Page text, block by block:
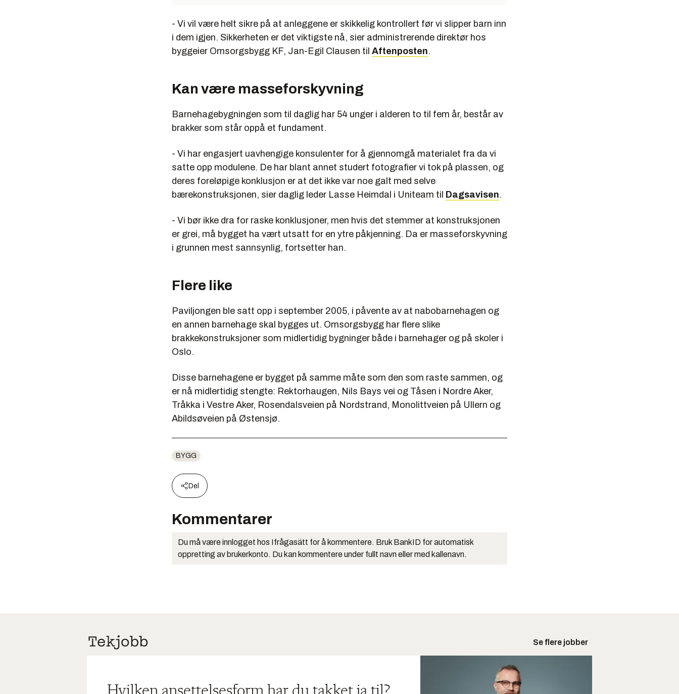
- Vi vil være helt sikre på at anleggene er skikkelig kontrollert før vi slipper barn inn
i dem igjen. Sikkerheten er det viktigste nå, sier administrerende direktør hos
byggeier Omsorgsbygg KF, Jan-Egil Clausen til Aftenposten.
Kan være masseforskyvning
Barnehagebygningen som til daglig har 54 unger i alderen to til fem år, består av
brakker som står oppå et fundament.
- Vi har engasjert uavhengige konsulenter for å gjennomgå materialet fra da vi
satte opp modulene. De har blant annet studert fotografier vi tok på plassen, og
deres foreløpige konklusjon er at det ikke var noe galt med selve
bærekonstruksjonen, sier daglig leder Lasse Heimdal i Uniteam til Dagsavisen.
- Vi bør ikke dra for raske konklusjoner, men hvis det stemmer at konstruksjonen
er grei, må bygget ha vært utsatt for en ytre påkjenning. Da er masseforskyvning
i grunnen mest sannsynlig, fortsetter han.
Flere like
Paviljongen ble satt opp i september 2005, i påvente av at nabobarnehagen og
en annen barnehage skal bygges ut. Omsorgsbygg har flere slike
brakkekonstruksjoner som midlertidig bygninger både i barnehager og på skoler i
Oslo.
Disse barnehagene er bygget på samme måte som den som raste sammen, og
er nå midlertidig stengte: Rektorhaugen, Nils Bays vei og Tåsen i Nordre Aker,
Tråkka i Vestre Aker, Rosendalsveien på Nordstrand, Monolittveien på Ullern og
Abildsøveien på Østensjø.
BYGG
Del
Kommentarer
Du må være innlogget hos Ifrågasätt for å kommentere. Bruk BankID for automatisk
oppretting av brukerkonto. Du kan kommentere under fullt navn eller med kallenavn.
Se flere jobber